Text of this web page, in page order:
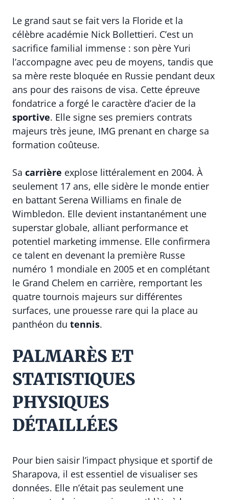
Le grand saut se fait vers la Floride et la
célèbre académie Nick Bollettieri. C’est un
sacrifice familial immense : son père Yuri
l’accompagne avec peu de moyens, tandis que
sa mère reste bloquée en Russie pendant deux
ans pour des raisons de visa. Cette épreuve
fondatrice a forgé le caractère d’acier de la
sportive. Elle signe ses premiers contrats
majeurs très jeune, IMG prenant en charge sa
formation coûteuse.
Sa carrière explose littéralement en 2004. À
seulement 17 ans, elle sidère le monde entier
en battant Serena Williams en finale de
Wimbledon. Elle devient instantanément une
superstar globale, alliant performance et
potentiel marketing immense. Elle confirmera
ce talent en devenant la première Russe
numéro 1 mondiale en 2005 et en complétant
le Grand Chelem en carrière, remportant les
quatre tournois majeurs sur différentes
surfaces, une prouesse rare qui la place au
panthéon du tennis.
PALMARÈS ET
STATISTIQUES
PHYSIQUES
DÉTAILLÉES
Pour bien saisir l’impact physique et sportif de
Sharapova, il est essentiel de visualiser ses
données. Elle n’était pas seulement une